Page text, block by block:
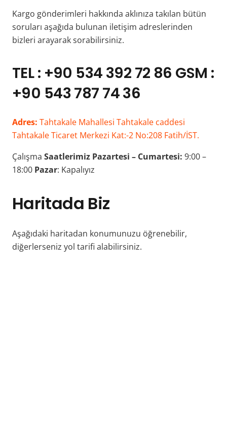
Kargo gönderimleri hakkında aklınıza takılan bütün
soruları aşağıda bulunan iletişim adreslerinden
bizleri arayarak sorabilirsiniz.
TEL : +90 534 392 72 86 GSM :
+90 543 787 74 36
Adres: Tahtakale Mahallesi Tahtakale caddesi
Tahtakale Ticaret Merkezi Kat:-2 No:208 Fatih/İST.
Çalışma Saatlerimiz Pazartesi – Cumartesi: 9:00 –
18:00 Pazar: Kapalıyız
Haritada Biz
Aşağıdaki haritadan konumunuzu öğrenebilir,
diğerlerseniz yol tarifi alabilirsiniz.